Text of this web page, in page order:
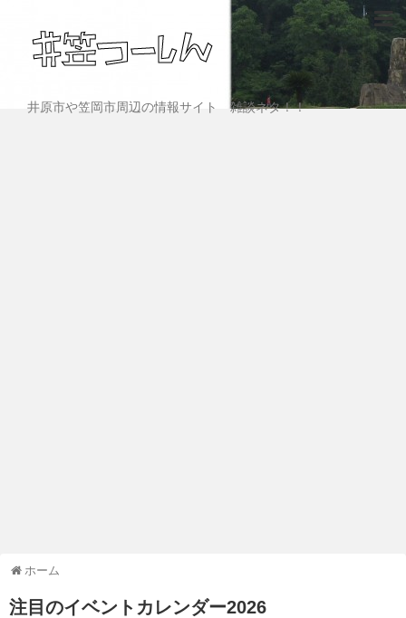
井原市や笠岡市周辺の情報サイト 雑談ネタ！！
ホーム
注目のイベントカレンダー2026